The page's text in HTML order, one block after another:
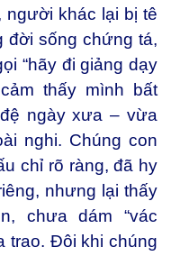
người khác lại bị tê
đời sống chứng tá,
“hãy đi giảng dạy
thấy mình bất
ngày xưa – vừa
nghi. Chúng con
chỉ rõ ràng, đã hy
nhưng lại thấy
chưa dám “vác
trao. Đôi khi chúng